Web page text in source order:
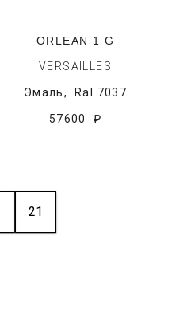
ORLEAN 1 G
VERSAILLES
Эмаль, Ral 7037
57600 ₽
21